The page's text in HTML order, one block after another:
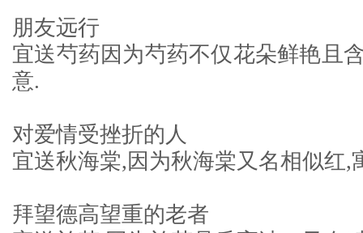
朋友远行
宜送芍药因为芍药不仅花朵鲜艳且
意.
对爱情受挫折的人
宜送秋海棠,因为秋海棠又名相似红,
拜望德高望重的老者